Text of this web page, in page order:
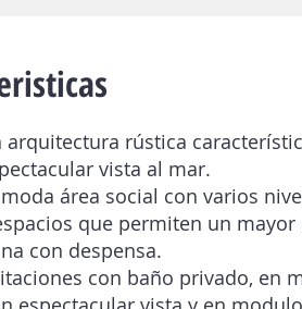
arquitectura rústica
vista al mar.
área social con varios
que permiten un mayor
con despensa.
con baño privado, en